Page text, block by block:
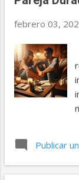
febrero 03,
Publicar